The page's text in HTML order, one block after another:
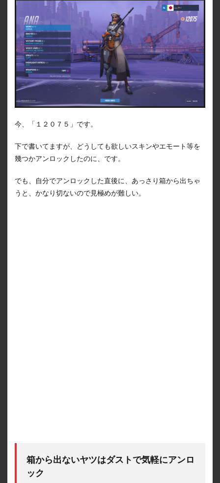
今、「１２０７５」です。
下で書いてますが、どうしても欲しいスキンやエモート等を
幾つかアンロックしたのに、です。
でも、自分でアンロックした直後に、あっさり箱から出ちゃ
うと、かなり切ないので見極めが難しい。
箱から出ないヤツはダストで気軽にアンロ
ック